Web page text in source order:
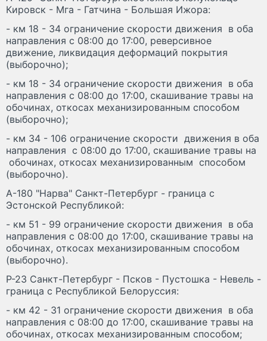
Кировск - Мга - Гатчина - Большая Ижора:
- км 18 - 34 ограничение скорости движения в оба
направления с 08:00 до 17:00, реверсивное
движение, ликвидация деформаций покрытия
(выборочно);
- км 18 - 34 ограничение скорости движения в оба
направления с 08:00 до 17:00, скашивание травы на
обочинах, откосах механизированным способом
(выборочно);
- км 34 - 106 ограничение скорости движения в оба
направления с 08:00 до 17:00, скашивание травы на
обочинах, откосах механизированным способом
(выборочно).
А-180 "Нарва" Санкт-Петербург - граница с
Эстонской Республикой:
- км 51 - 99 ограничение скорости движения в оба
направления с 08:00 до 17:00, скашивание травы на
обочинах, откосах механизированным способом
(выборочно).
Р-23 Санкт-Петербург - Псков - Пустошка - Невель -
граница с Республикой Белоруссия:
- км 42 - 31 ограничение скорости движения в оба
направления с 08:00 до 17:00, скашивание травы на
обочинах, откосах механизированным способом;